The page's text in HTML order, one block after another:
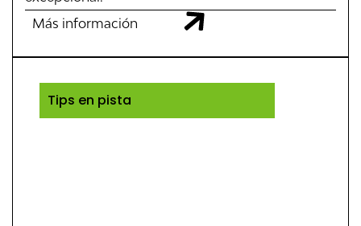
Más información
Tips en pista